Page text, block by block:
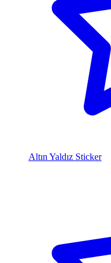
Altın Yaldız Sticker